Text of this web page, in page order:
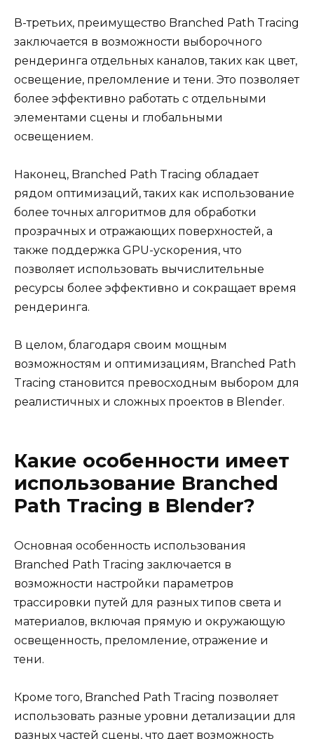
В-третьих, преимущество Branched Path Tracing
заключается в возможности выборочного
рендеринга отдельных каналов, таких как цвет,
освещение, преломление и тени. Это позволяет
более эффективно работать с отдельными
элементами сцены и глобальными
освещением.
Наконец, Branched Path Tracing обладает
рядом оптимизаций, таких как использование
более точных алгоритмов для обработки
прозрачных и отражающих поверхностей, а
также поддержка GPU-ускорения, что
позволяет использовать вычислительные
ресурсы более эффективно и сокращает время
рендеринга.
В целом, благодаря своим мощным
возможностям и оптимизациям, Branched Path
Tracing становится превосходным выбором для
реалистичных и сложных проектов в Blender.
Какие особенности имеет
использование Branched
Path Tracing в Blender?
Основная особенность использования
Branched Path Tracing заключается в
возможности настройки параметров
трассировки путей для разных типов света и
материалов, включая прямую и окружающую
освещенность, преломление, отражение и
тени.
Кроме того, Branched Path Tracing позволяет
использовать разные уровни детализации для
разных частей сцены, что дает возможность